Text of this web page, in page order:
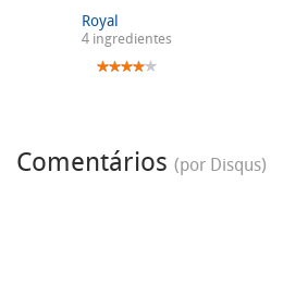
Royal
4 ingredientes
Comentários (por Disqus)